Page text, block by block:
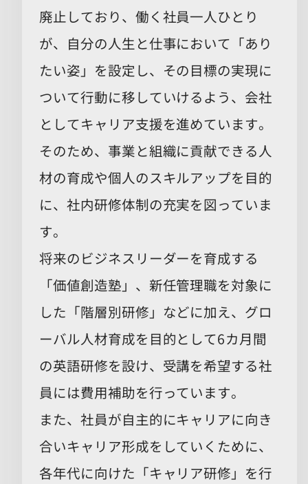
廃止しており、働く社員一人ひとり
が、自分の人生と仕事において「あり
たい姿」を設定し、その目標の実現に
ついて行動に移していけるよう、会社
としてキャリア支援を進めています。
そのため、事業と組織に貢献できる人
材の育成や個人のスキルアップを目的
に、社内研修体制の充実を図っていま
す。
将来のビジネスリーダーを育成する
「価値創造塾」、新任管理職を対象に
した「階層別研修」などに加え、グロ
ーバル人材育成を目的として6カ月間
の英語研修を設け、受講を希望する社
員には費用補助を行っています。
また、社員が自主的にキャリアに向き
合いキャリア形成をしていくために、
各年代に向けた「キャリア研修」を行